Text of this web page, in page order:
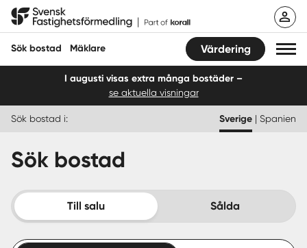
Hoppa
Svensk Fastighetsförmedling
Sök bostad Mäklare Värdering
Sälja
Köpa
I augusti visas extra många bostäder –
se aktuella visningar
Sök bostad i: Sverige | Spanien
Sök bostad
Till salu Sålda